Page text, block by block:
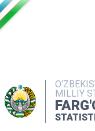
MILLIY